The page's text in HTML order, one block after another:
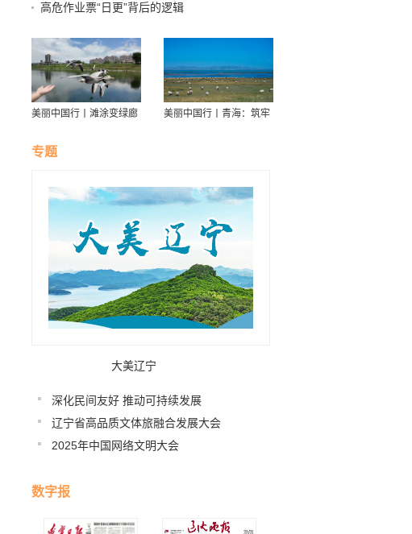
高危作业票“日更”背后的逻辑
美丽中国行丨滩涂变绿廊
生态走廊
美丽中国行丨青海：筑牢
专题
大美辽宁
深化民间友好 推动可持续发展
辽宁省高品质文体旅融合发展大会
2025年中国网络文明大会
数字报